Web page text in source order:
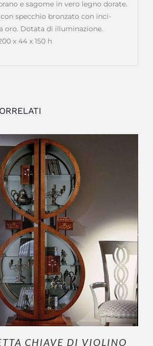
e sagome in vero legno dorate.
specchio bronzato con inci-
oro. Dotata di illuminazione.
x 44 x 150 h
AL CARRELLO / DETTAGLI
CHIAVE DI VIOLINO